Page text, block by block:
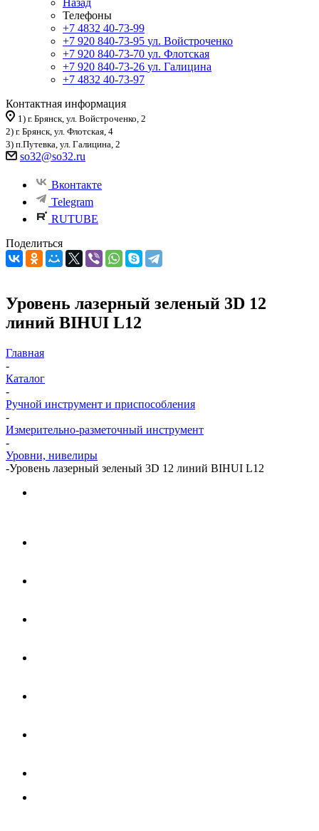
Назад
Телефоны
+7 4832 40-73-99
+7 920 840-73-95 ул. Войстроченко
+7 920 840-73-70 ул. Флотская
+7 920 840-73-26 ул. Галицина
+7 4832 40-73-97
Контактная информация
1) г. Брянск, ул. Войстроченко, 2
2) г. Брянск, ул. Флотская, 4
3) п.Путевка, ул. Галицина, 2
so32@so32.ru
Вконтакте
Telegram
RUTUBE
Поделиться
Уровень лазерный зеленый 3D 12
линий BIHUI L12
Главная
-
Каталог
-
Ручной инструмент и приспособления
-
Измерительно-разметочный инструмент
-
Уровни, нивелиры
-Уровень лазерный зеленый 3D 12 линий BIHUI L12